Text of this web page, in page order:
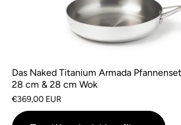
Das Naked Titanium Armada
28 cm & 28 cm Wok
€369,00 EUR